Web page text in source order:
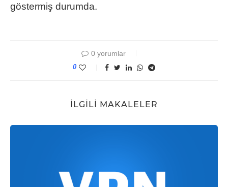
göstermiş durumda.
0 yorumlar
0
İLGILI MAKALELER